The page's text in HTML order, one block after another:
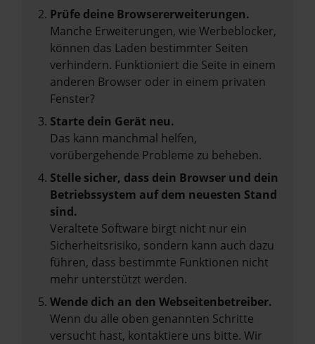
Prüfe deine Browsererweiterungen.
Manche Erweiterungen, wie Werbeblocker,
können das Laden bestimmter Seiten
verhindern. Funktioniert die Seite in einem
anderen Browser oder in einem privaten
Fenster?
Starte dein Gerät neu.
Das kann manchmal helfen,
vorübergehende Probleme zu beheben.
Stelle sicher, dass dein Browser und dein
Betriebssystem auf dem neuesten Stand
sind.
Veraltete Software birgt nicht nur ein
Sicherheitsrisiko, sondern kann auch dazu
führen, dass bestimmte Funktionen nicht
mehr unterstützt werden.
Wende dich an den Webseitenbetreiber.
Wenn du alle oben genannten Schritte
versucht hast, kontaktiere uns bitte. Wir